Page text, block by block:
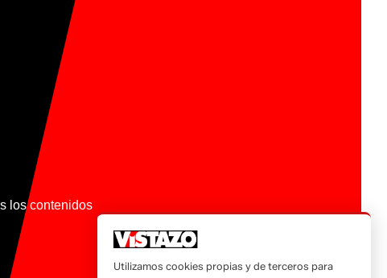
los contenidos
Utilizamos cookies propias y de terceros para